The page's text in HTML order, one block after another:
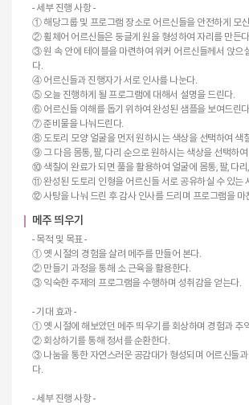
- 세부 진행 사항 -
① 해당그룹 및 프로그램 장소로 어르신들을 안전하게 모
② 휠체어 어르신들은 둥글게 원을 형성하여 자리를 만든
③ 원 속 안에 테이블을 마련하여 워커 어르신들께서 앉으
다.
④ 어르신들과 진행자가 서로 인사를 나눈다.
⑤ 오늘 진행하게 될 프로그램에 대해서 설명을 드린다.
⑥ 어르신들 이해를 돕기 위하여 완성된 샘플을 보여드린
⑦ 준비물을 나눠드린다.
⑧ 도토리 모양 얼굴을 먼저 원하시는 색상을 선택하여 색
⑨ 그 다음 몸통, 팔, 다리 순으로 원하시는 색상을 선택하
⑩ 색칠이 완료가 되면 풀을 활용하여 얼굴에 몸통, 팔, 다리
⑪ 완성된 도토리 인형을 어르신들 서로 공유하실 수 있는
⑫ 사탕을 나눠 드린 후 감사 인사를 드리며 프로그램을 마
메주 띄우기
- 목적 및 목표 -
① 옛 시절의 경험을 살려 메주를 만들어 본다.
② 만들기 과정을 통해 소 근육을 활용한다.
③ 익숙한 주제의 프로그램을 수행하며 성취감을 얻는다.
- 기대 효과 -
① 옛 시절에 해보았던 메주 띄우기를 회상하며 경험과 추
② 회상하기를 통해 정서를 순환한다.
③ 나눔을 통한 자연스러운 공감대가 형성되며 어르신들
다.
- 세부 진행 사항 -